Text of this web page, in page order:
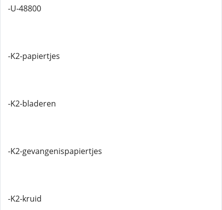
-U-48800
-K2-papiertjes
-K2-bladeren
-K2-gevangenispapiertjes
-K2-kruid